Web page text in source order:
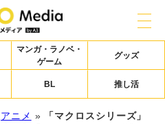
マンガ・ラノベ・
ゲーム
グッズ
BL 推し活
アニメ »
「マクロスシリーズ」